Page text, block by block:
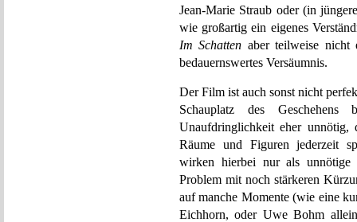
Jean-Marie Straub oder (in
wie großartig ein eigenes
Im Schatten aber teilweise nicht
bedauernswertes Versäumnis.
Der Film ist auch sonst nicht
Schauplatz des
Unaufdringlichkeit eher
Räume und Figuren jederzeit
wirken hierbei nur als
Problem mit noch stärkeren
auf manche Momente (wie eine
Eichhorn, oder Uwe Bohm